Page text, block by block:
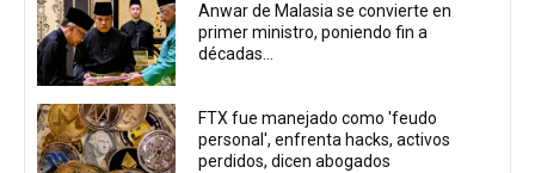
Anwar de Malasia se convierte en
primer ministro, poniendo fin a
décadas...
FTX fue manejado como 'feudo
personal', enfrenta hacks, activos
perdidos, dicen abogados